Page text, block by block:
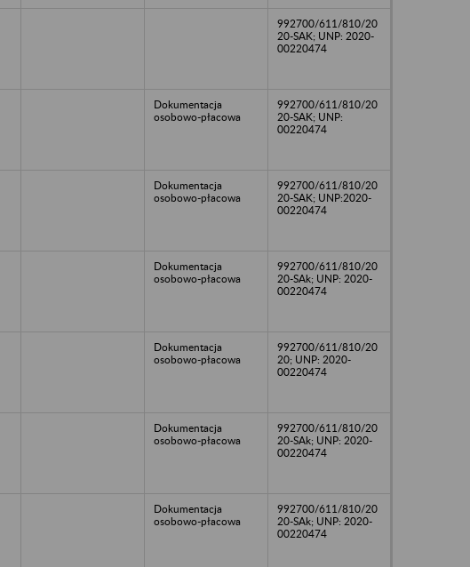
992700/611/810/20
20-SAK; UNP: 2020-
00220474
Dokumentacja
osobowo-płacowa
992700/611/810/20
20-SAK; UNP:
00220474
Dokumentacja
osobowo-płacowa
992700/611/810/20
20-SAK; UNP:2020-
00220474
Dokumentacja
osobowo-płacowa
992700/611/810/20
20-SAk; UNP: 2020-
00220474
Dokumentacja
osobowo-płacowa
992700/611/810/20
20; UNP: 2020-
00220474
Dokumentacja
osobowo-płacowa
992700/611/810/20
20-SAk; UNP: 2020-
00220474
Dokumentacja
osobowo-płacowa
992700/611/810/20
20-SAk; UNP: 2020-
00220474